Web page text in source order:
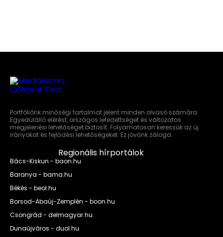
Portfóliónk minőségi tartalmat jelent minden olvasó számára.
Egyedülálló elérést, országos lefedettséget és változatos
megjelenési lehetőséget biztosít. Folyamatosan keressük az új
irányokat és fejlődési lehetőségeket. Ez jövőnk záloga.
Regionális hírportálok
Bács-Kiskun - baon.hu
Baranya - bama.hu
Békés - beol.hu
Borsod-Abaúj-Zemplén - boon.hu
Csongrád - delmagyar.hu
Dunaújváros - duol.hu